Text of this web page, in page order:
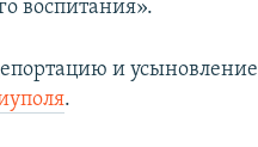
воспитания».
и усыновление
.